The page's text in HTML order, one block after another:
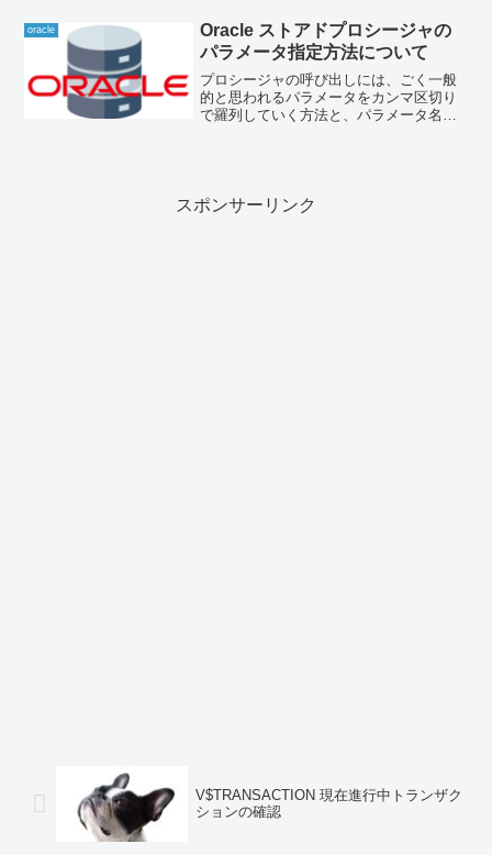
oracle
Oracle ストアドプロシージャの
パラメータ指定方法について
プロシージャの呼び出しには、ごく一般
的と思われるパラメータをカンマ区切り
で羅列していく方法と、パラメータ名と
スポンサーリンク
V$TRANSACTION 現在進行中トランザク
ションの確認